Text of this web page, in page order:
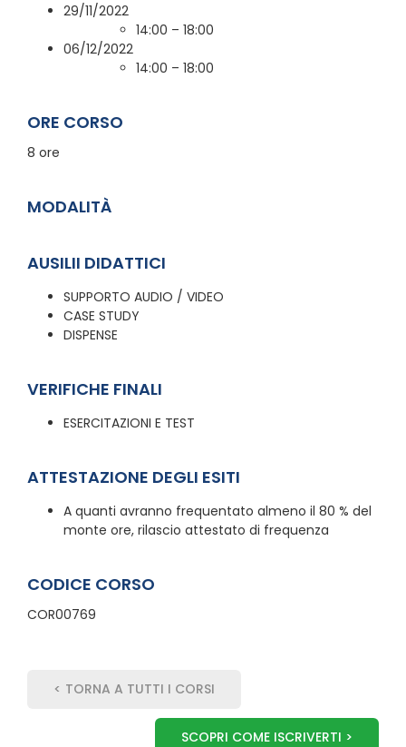
29/11/2022
14:00 – 18:00
06/12/2022
14:00 – 18:00
ORE CORSO
8 ore
MODALITÀ
AUSILII DIDATTICI
SUPPORTO AUDIO / VIDEO
CASE STUDY
DISPENSE
VERIFICHE FINALI
ESERCITAZIONI E TEST
ATTESTAZIONE DEGLI ESITI
A quanti avranno frequentato almeno il 80 % del
monte ore, rilascio attestato di frequenza
CODICE CORSO
COR00769
< TORNA A TUTTI I CORSI
SCOPRI COME ISCRIVERTI >